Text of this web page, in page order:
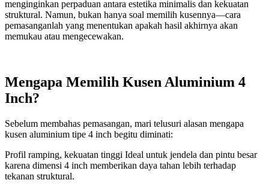
menginginkan perpaduan antara estetika minimalis dan kekuatan
struktural. Namun, bukan hanya soal memilih kusennya—cara
pemasanganlah yang menentukan apakah hasil akhirnya akan
memukau atau mengecewakan.
Mengapa Memilih Kusen Aluminium 4
Inch?
Sebelum membahas pemasangan, mari telusuri alasan mengapa
kusen aluminium tipe 4 inch begitu diminati:
Profil ramping, kekuatan tinggi Ideal untuk jendela dan pintu besar
karena dimensi 4 inch memberikan daya tahan lebih terhadap
tekanan struktural.